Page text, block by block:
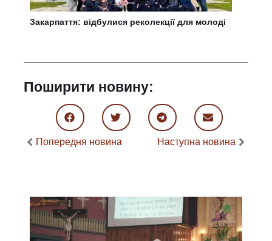
Закарпаття: відбулися реколекції для молоді
Поширити новину:
Попередня новина Наступна новина